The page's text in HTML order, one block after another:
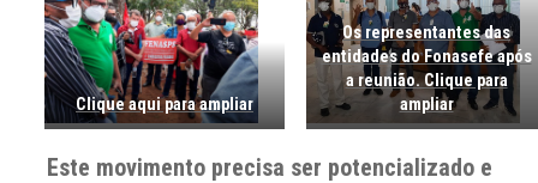
Clique aqui para ampliar
Os representantes das
entidades do Fonasefe após
a reunião. Clique para
ampliar
Este movimento precisa ser potencializado e